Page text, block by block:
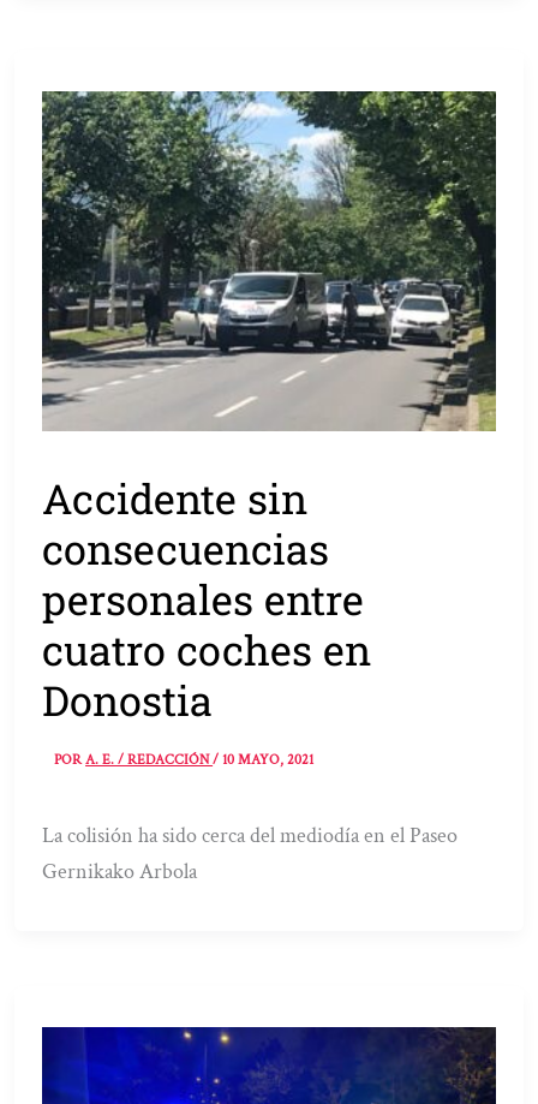
Accidente sin
consecuencias
personales entre
cuatro coches en
Donostia
PORA. E. / REDACCIÓN/10 MAYO, 2021
La colisión ha sido cerca del mediodía en el Paseo
Gernikako Arbola